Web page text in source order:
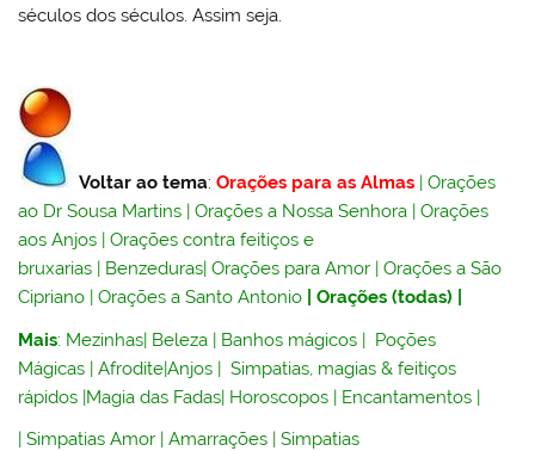
séculos dos séculos. Assim seja.
Voltar ao tema: Orações para as Almas |Orações
ao Dr Sousa Martins |Orações a Nossa Senhora |Orações
aos Anjos |Orações contra feitiços e
bruxarias | Benzeduras|Orações para Amor |Orações a São
Cipriano |Orações a Santo Antonio |Orações (todas)
Mais: Mezinhas| Beleza | Banhos mágicos | Poções
Mágicas |Afrodite|Anjos |Simpatias, magias & feitiços
rápidos |Magia das Fadas| Horoscopos | Encantamentos |
|Simpatias Amor |Amarrações |Simpatias